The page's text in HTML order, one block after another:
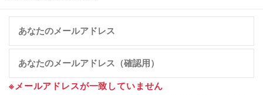
※メールアドレスが一致していません